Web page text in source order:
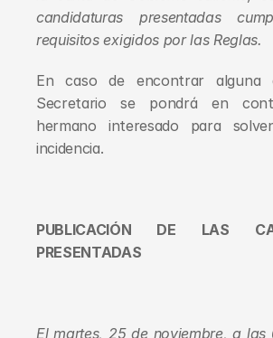
candidaturas presentadas
requisitos exigidos por las Reglas.
En caso de encontrar alguna
Secretario se pondrá en
hermano interesado para
incidencia.
PUBLICACIÓN DE LAS
PRESENTADAS
El martes, 25 de noviembre, a las